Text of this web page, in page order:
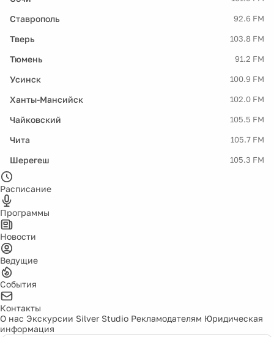
Ставрополь 92.6 FM
Тверь 103.8 FM
Тюмень 91.2 FM
Усинск 100.9 FM
Ханты-Мансийск 102.0 FM
Чайковский 105.5 FM
Чита 105.7 FM
Шерегеш 105.3 FM
Расписание
Программы
Новости
Ведущие
События
Контакты
О нас Экскурсии Silver Studio Рекламодателям Юридическая
информация